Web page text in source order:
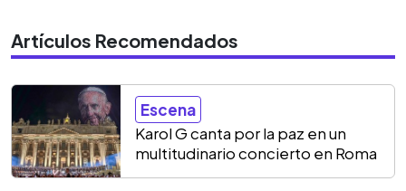
Artículos Recomendados
Escena
Karol G canta por la paz en un
multitudinario concierto en Roma